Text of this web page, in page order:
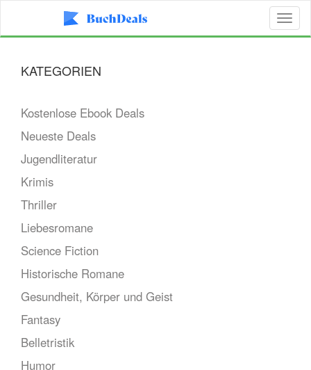
KATEGORIEN
Kostenlose Ebook Deals
Neueste Deals
Jugendliteratur
Krimis
Thriller
Liebesromane
Science Fiction
Historische Romane
Gesundheit, Körper und Geist
Fantasy
Belletristik
Humor